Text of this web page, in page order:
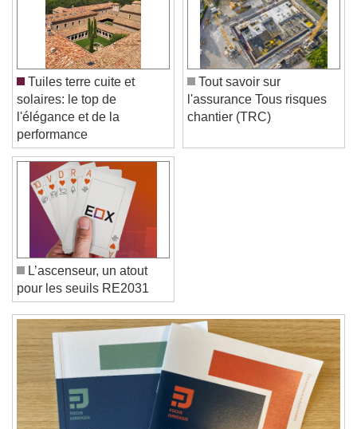
Color
Caption Area Background
Color
Font Size
Text Edge Style
Font Family
Reset
Done
Close Modal Dialog
End of dialog window.
Tuiles terre cuite et
solaires: le top de
l'élégance et de la
performance
Tout savoir sur
l'assurance Tous risques
L’ascenseur, un atout
pour les seuils RE2031